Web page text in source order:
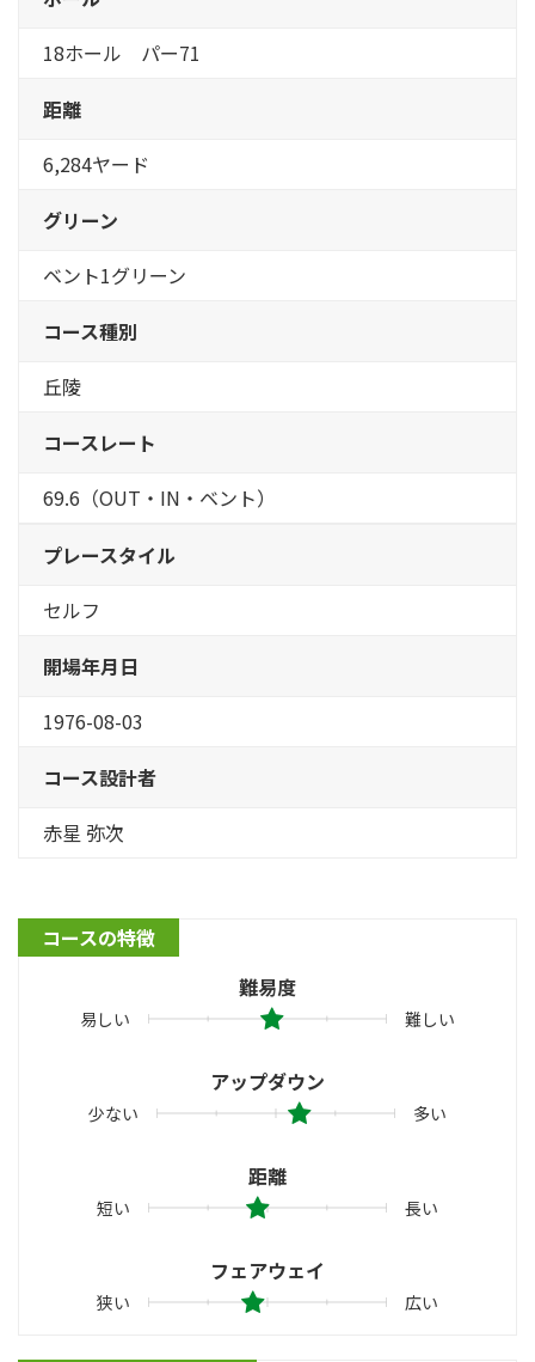
18ホール パー71
距離
6,284ヤード
グリーン
ベント1グリーン
コース種別
丘陵
コースレート
69.6（OUT・IN・ベント）
プレースタイル
セルフ
開場年月日
1976-08-03
コース設計者
赤星 弥次
コースの特徴
難易度
易しい 難しい
アップダウン
少ない 多い
距離
短い 長い
フェアウェイ
狭い 広い